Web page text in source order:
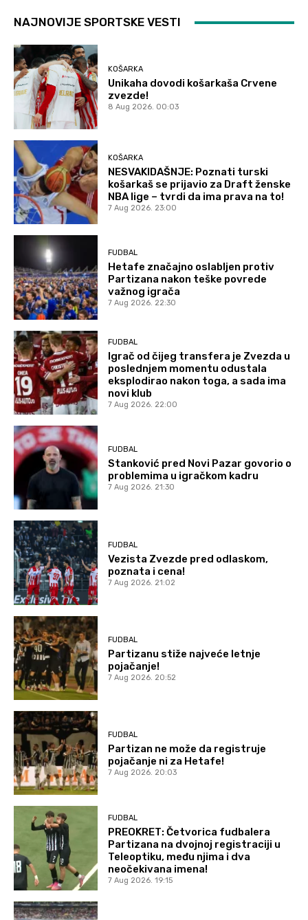
NAJNOVIJE SPORTSKE VESTI
KOŠARKA
Unikaha dovodi košarkaša Crvene
zvezde!
8 Aug 2026. 00:03
KOŠARKA
NESVAKIDAŠNJE: Poznati turski
košarkaš se prijavio za Draft ženske
NBA lige – tvrdi da ima prava na to!
7 Aug 2026. 23:00
FUDBAL
Hetafe značajno oslabljen protiv
Partizana nakon teške povrede
važnog igrača
7 Aug 2026. 22:30
FUDBAL
Igrač od čijeg transfera je Zvezda u
poslednjem momentu odustala
eksplodirao nakon toga, a sada ima
novi klub
7 Aug 2026. 22:00
FUDBAL
Stanković pred Novi Pazar govorio o
problemima u igračkom kadru
7 Aug 2026. 21:30
FUDBAL
Vezista Zvezde pred odlaskom,
poznata i cena!
7 Aug 2026. 21:02
FUDBAL
Partizanu stiže najveće letnje
pojačanje!
7 Aug 2026. 20:52
FUDBAL
Partizan ne može da registruje
pojačanje ni za Hetafe!
7 Aug 2026. 20:03
FUDBAL
PREOKRET: Četvorica fudbalera
Partizana na dvojnoj registraciji u
Teleoptiku, među njima i dva
neočekivana imena!
7 Aug 2026. 19:15